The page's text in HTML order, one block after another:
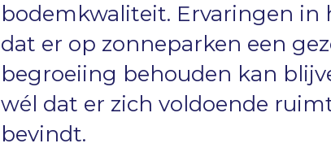
bodemkwaliteit. Ervaringen
dat er op zonneparken een
begroeiing behouden kan
wél dat er zich voldoende
bevindt.